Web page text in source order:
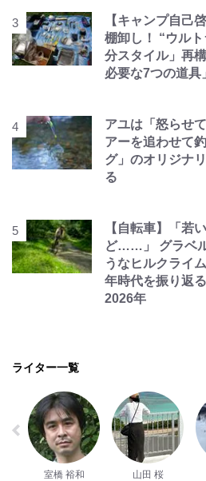
【キャンプ自己
棚卸し！ “ウル
分スタイル」再
必要な7つの道具
アユは「怒らせ
アーを追わせて
グ」のオリジナ
る
【自転車】「若
ど……」 グラベ
うなヒルクライ
年時代を振り返
2026年
ライター一覧
室橋 裕和 山田 桜